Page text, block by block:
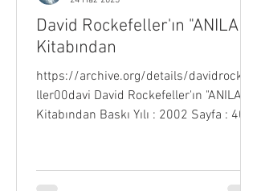
David Rockefeller'ın "ANILAR"
Kitabından
https://archive.org/details/davidrockefe
ller00davi David Rockefeller'ın "ANILAR"
Kitabından Baskı Yılı : 2002 Sayfa : 405